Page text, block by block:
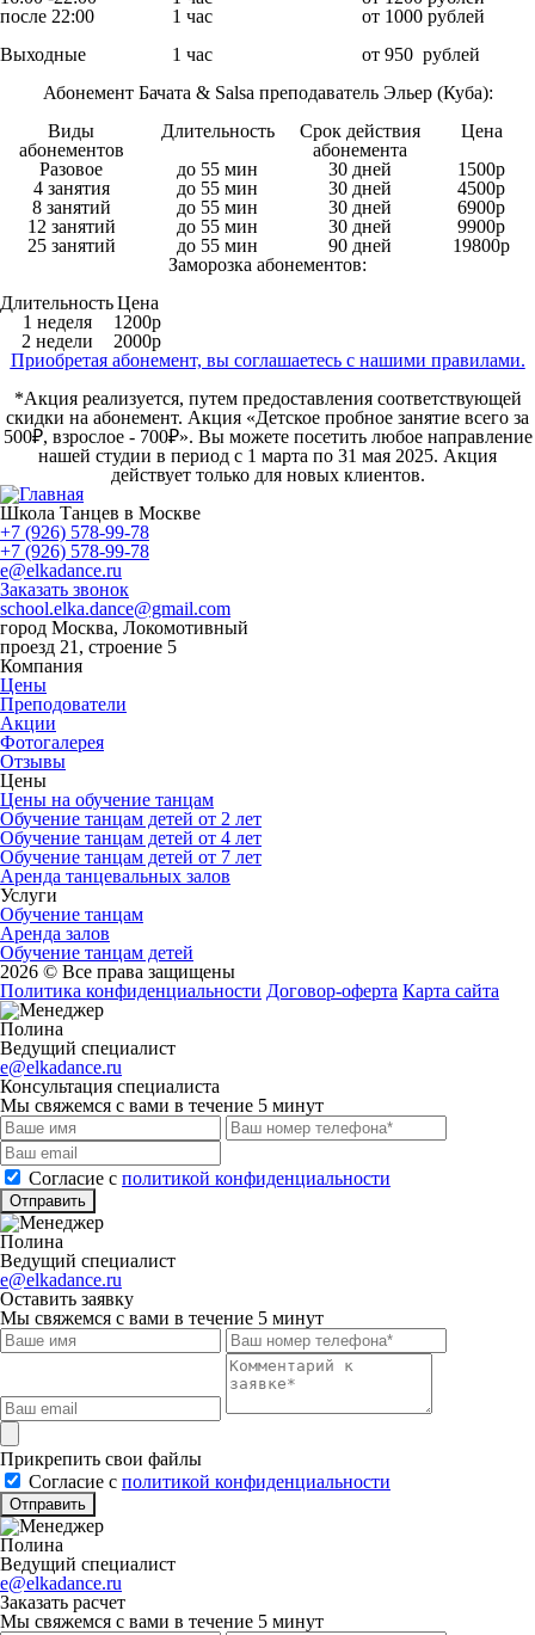
после 22:00
1 час
от 1000 рублей
Выходные
1 час
от 950 рублей
Абонемент Бачата & Salsa преподаватель Эльер (Куба):
Виды
абонементов
Длительность
Срок действия
абонемента
Цена
Разовое
до 55 мин 30 дней
1500р
4 занятия
до 55 мин 30 дней
4500р
8 занятий
до 55 мин 30 дней
6900р
12 занятий
до 55 мин 30 дней
9900р
25 занятий
до 55 мин 90 дней
19800р
Заморозка абонементов:
ДлительностьЦена
1 неделя
1200р
2 недели
2000р
Приобретая абонемент, вы соглашаетесь с нашими правилами.
*Акция реализуется, путем предоставления соответствующей
скидки на абонемент. Акция «Детское пробное занятие всего за
500₽, взрослое - 700₽». Вы можете посетить любое направление
нашей студии в период с 1 марта по 31 мая 2025. Акция
действует только для новых клиентов.
Школа Танцев в Москве
+7 (926) 578-99-78
+7 (926) 578-99-78
e@elkadance.ru
Заказать звонок
school.elka.dance@gmail.com
город Москва, Локомотивный
проезд 21, строение 5
Компания
Цены
Преподователи
Акции
Фотогалерея
Отзывы
Цены
Цены на обучение танцам
Обучение танцам детей от 2 лет
Обучение танцам детей от 4 лет
Обучение танцам детей от 7 лет
Аренда танцевальных залов
Услуги
Обучение танцам
Аренда залов
Обучение танцам детей
2026 © Все права защищены
Политика конфиденциальности Договор-оферта Карта сайта
Полина
Ведущий специалист
e@elkadance.ru
Консультация специалиста
Мы свяжемся с вами в течение 5 минут
Cогласие с политикой конфиденциальности
Отправить
Полина
Ведущий специалист
e@elkadance.ru
Оставить заявку
Мы свяжемся с вами в течение 5 минут
Прикрепить свои файлы
Cогласие с политикой конфиденциальности
Отправить
Полина
Ведущий специалист
e@elkadance.ru
Заказать расчет
Мы свяжемся с вами в течение 5 минут